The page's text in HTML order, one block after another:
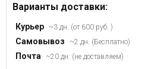
Варианты доставки:
Курьер ~3 дн. (от 600 руб. )
Самовывоз ~2 дн. (Бесплатно)
Почта ~20 дн. (не доставляем)